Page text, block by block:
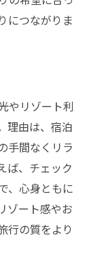
につながりま
やリゾート利
理由は、宿泊
手間なくリラ
ば、チェック
、心身ともに
ゾート感やお
行の質をより